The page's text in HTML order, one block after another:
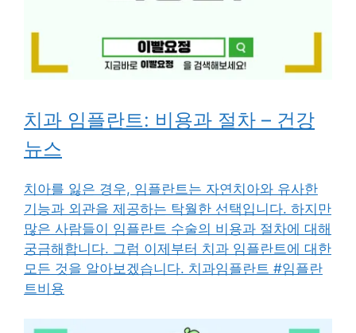
치과 임플란트: 비용과 절차 – 건강
뉴스
치아를 잃은 경우, 임플란트는 자연치아와 유사한
기능과 외관을 제공하는 탁월한 선택입니다. 하지만
많은 사람들이 임플란트 수술의 비용과 절차에 대해
궁금해합니다. 그럼 이제부터 치과 임플란트에 대한
모든 것을 알아보겠습니다. 치과임플란트 #임플란
트비용